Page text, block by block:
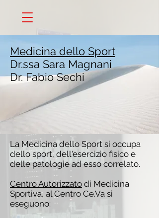
Medicina dello Sport
Dr.ssa Sara Magnani
Dr. Fabio Sechi
La Medicina dello Sport si occupa
dello sport, dell'esercizio fisico e
delle patologie ad esso correlato.
Centro Autorizzato di Medicina
Sportiva, al Centro Ce.Va si
eseguono: